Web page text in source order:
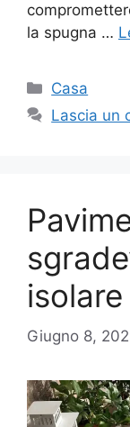
la spugna …
Categorie
Casa
Lascia un
Giugno 8,